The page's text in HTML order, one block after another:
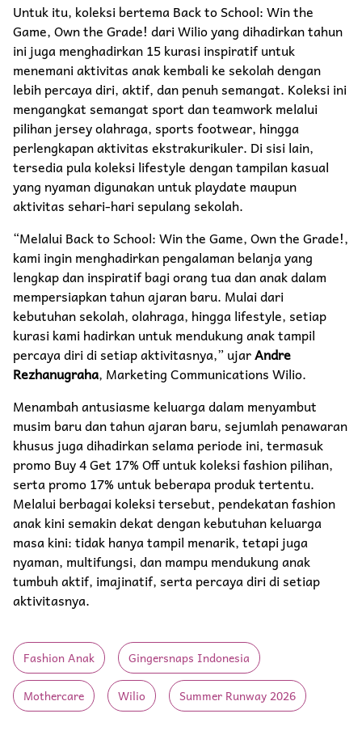
Untuk itu, koleksi bertema Back to School: Win the
Game, Own the Grade! dari Wilio yang dihadirkan tahun
ini juga menghadirkan 15 kurasi inspiratif untuk
menemani aktivitas anak kembali ke sekolah dengan
lebih percaya diri, aktif, dan penuh semangat. Koleksi ini
mengangkat semangat sport dan teamwork melalui
pilihan jersey olahraga, sports footwear, hingga
perlengkapan aktivitas ekstrakurikuler. Di sisi lain,
tersedia pula koleksi lifestyle dengan tampilan kasual
yang nyaman digunakan untuk playdate maupun
aktivitas sehari-hari sepulang sekolah.
“Melalui Back to School: Win the Game, Own the Grade!,
kami ingin menghadirkan pengalaman belanja yang
lengkap dan inspiratif bagi orang tua dan anak dalam
mempersiapkan tahun ajaran baru. Mulai dari
kebutuhan sekolah, olahraga, hingga lifestyle, setiap
kurasi kami hadirkan untuk mendukung anak tampil
percaya diri di setiap aktivitasnya,” ujarAndre
Rezhanugraha, Marketing Communications Wilio.
Menambah antusiasme keluarga dalam menyambut
musim baru dan tahun ajaran baru, sejumlah penawaran
khusus juga dihadirkan selama periode ini, termasuk
promo Buy 4 Get 17% Off untuk koleksi fashion pilihan,
serta promo 17% untuk beberapa produk tertentu.
Melalui berbagai koleksi tersebut, pendekatan fashion
anak kini semakin dekat dengan kebutuhan keluarga
masa kini: tidak hanya tampil menarik, tetapi juga
nyaman, multifungsi, dan mampu mendukung anak
tumbuh aktif, imajinatif, serta percaya diri di setiap
aktivitasnya.
Fashion Anak Gingersnaps Indonesia
Mothercare Wilio Summer Runway 2026